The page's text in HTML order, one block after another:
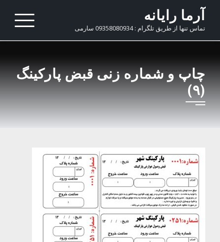
Skip
content
آرما رایانه
تماس تنها از طریق تلگرام : 09358080934 سارمی
چاپ و شماره زنی قبض پارکینگ
(۹)